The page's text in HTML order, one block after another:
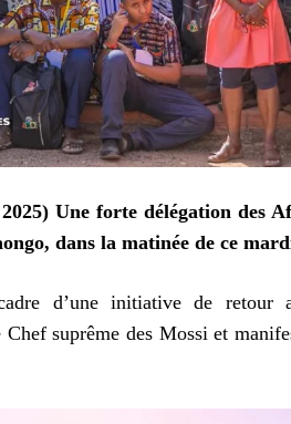
Une forte délégation des
dans la matinée de ce
d’une initiative de retour
suprême des Mossi et